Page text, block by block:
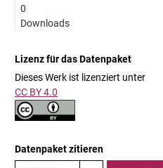
0
Downloads
Lizenz für das Datenpaket
Dieses Werk ist lizenziert unter
CC BY 4.0
Datenpaket zitieren